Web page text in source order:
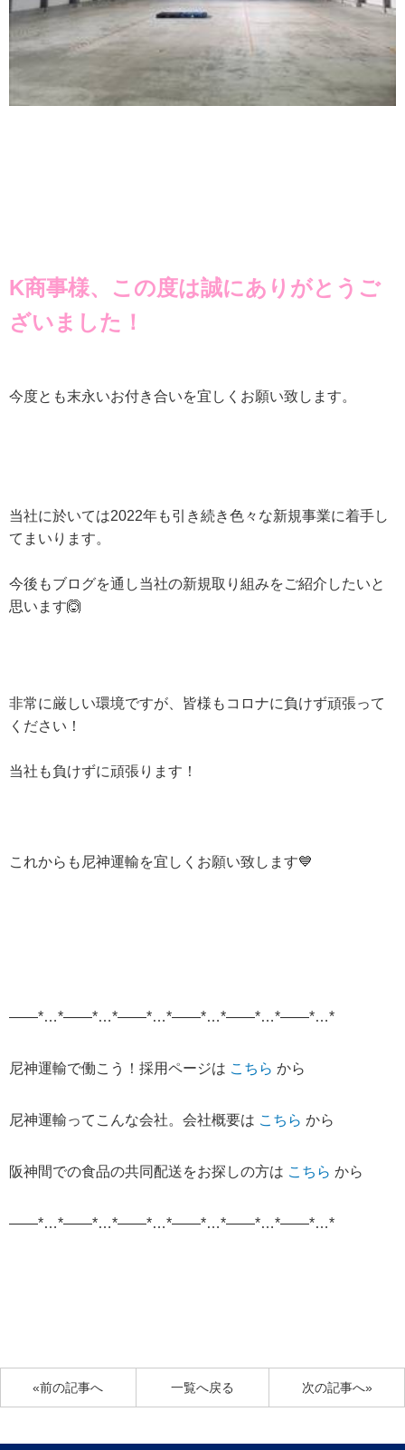
K商事様、この度は誠にありがとうご
ざいました！
今度とも末永いお付き合いを宜しくお願い致します。
当社に於いては2022年も引き続き色々な新規事業に着手し
てまいります。
今後もブログを通し当社の新規取り組みをご紹介したいと
思います🙆
非常に厳しい環境ですが、皆様もコロナに負けず頑張って
ください！
当社も負けずに頑張ります！
これからも尼神運輸を宜しくお願い致します💙
——*…*——*…*——*…*——*…*——*…*——*…*
尼神運輸で働こう！採用ページは こちら から
尼神運輸ってこんな会社。会社概要は こちら から
阪神間での食品の共同配送をお探しの方は こちら から
——*…*——*…*——*…*——*…*——*…*——*…*
«前の記事へ 次の記事へ»
一覧へ戻る